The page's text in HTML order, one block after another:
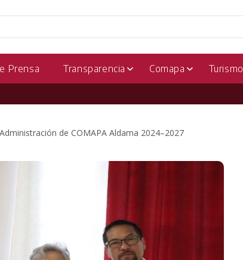
Prensa Transparencia Comapa Turismo
de COMAPA Aldama 2024–2027